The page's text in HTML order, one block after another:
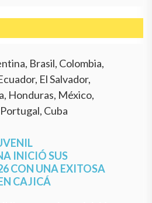
Brasil, Colombia,
El Salvador,
Honduras, México,
Cuba
INICIÓ SUS
CON UNA EXITOSA
CAJICÁ